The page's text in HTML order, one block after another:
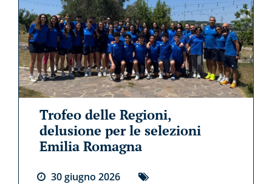
Trofeo delle Regioni,
delusione per le selezioni
Emilia Romagna
30giugno 2026